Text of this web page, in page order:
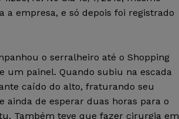
empresa, e só depois foi registrado
o serralheiro até o Shopping
painel. Quando subiu na escada
caído do alto, fraturando seu
ainda de esperar duas horas para o
Também teve que fazer cirurgia em